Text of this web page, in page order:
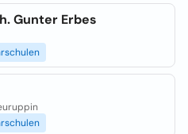
Gunter Erbes